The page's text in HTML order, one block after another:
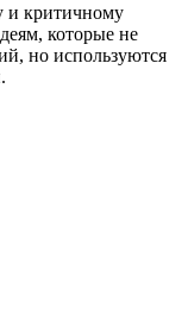
и критичному
которые не
но используются